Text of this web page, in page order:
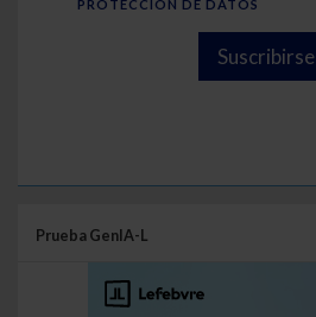
PROTECCIÓN DE DATOS
Suscribirse
Prueba GenIA-L